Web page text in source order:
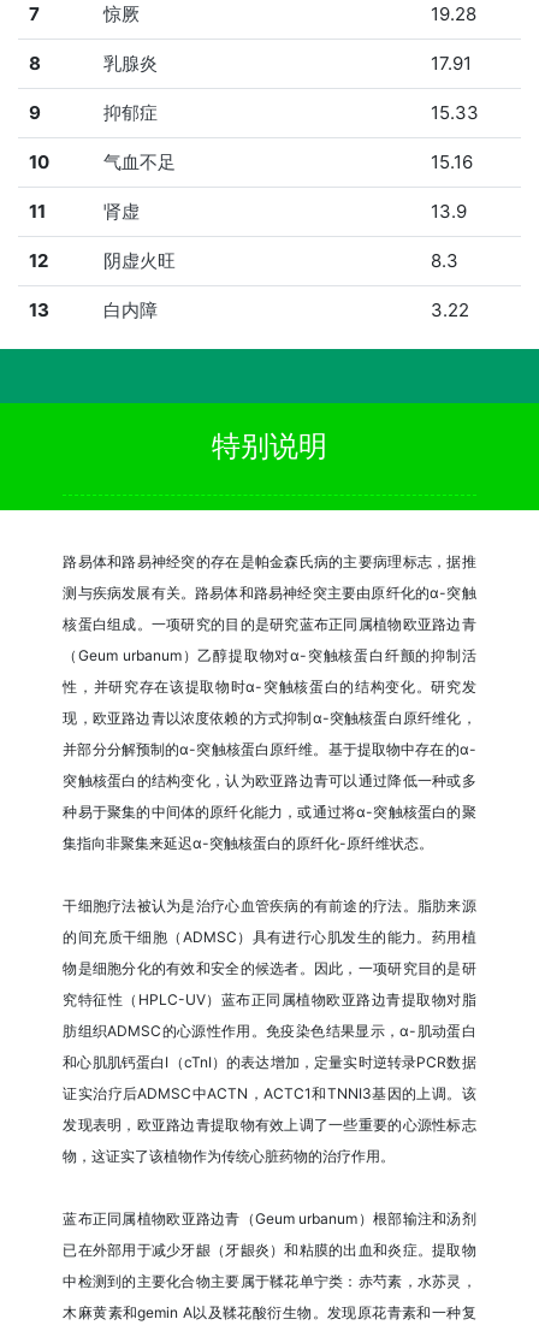
7 惊厥 19.28
8 乳腺炎 17.91
9 抑郁症 15.33
10 气血不足 15.16
11 肾虚 13.9
12 阴虚火旺 8.3
13 白内障 3.22
特别说明
路易体和路易神经突的存在是帕金森氏病的主要病理标志，据推
测与疾病发展有关。路易体和路易神经突主要由原纤化的α-突触
核蛋白组成。一项研究的目的是研究蓝布正同属植物欧亚路边青
（Geum urbanum）乙醇提取物对α-突触核蛋白纤颤的抑制活
性，并研究存在该提取物时α-突触核蛋白的结构变化。研究发
现，欧亚路边青以浓度依赖的方式抑制α-突触核蛋白原纤维化，
并部分分解预制的α-突触核蛋白原纤维。基于提取物中存在的α-
突触核蛋白的结构变化，认为欧亚路边青可以通过降低一种或多
种易于聚集的中间体的原纤化能力，或通过将α-突触核蛋白的聚
集指向非聚集来延迟α-突触核蛋白的原纤化-原纤维状态。
干细胞疗法被认为是治疗心血管疾病的有前途的疗法。脂肪来源
的间充质干细胞（ADMSC）具有进行心肌发生的能力。药用植
物是细胞分化的有效和安全的候选者。因此，一项研究目的是研
究特征性（HPLC-UV）蓝布正同属植物欧亚路边青提取物对脂
肪组织ADMSC的心源性作用。免疫染色结果显示，α-肌动蛋白
和心肌肌钙蛋白I（cTnI）的表达增加，定量实时逆转录PCR数据
证实治疗后ADMSC中ACTN，ACTC1和TNNI3基因的上调。该
发现表明，欧亚路边青提取物有效上调了一些重要的心源性标志
物，这证实了该植物作为传统心脏药物的治疗作用。
蓝布正同属植物欧亚路边青（Geum urbanum）根部输注和汤剂
已在外部用于减少牙龈（牙龈炎）和粘膜的出血和炎症。提取物
中检测到的主要化合物主要属于鞣花单宁类：赤芍素，水苏灵，
木麻黄素和gemin A以及鞣花酸衍生物。发现原花青素和一种复